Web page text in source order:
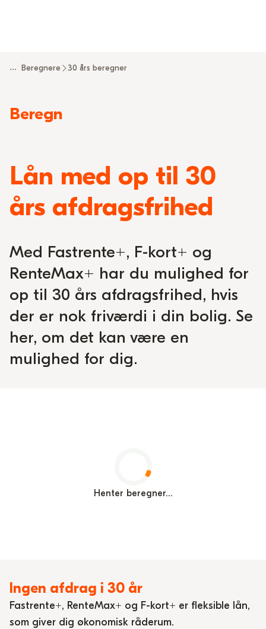
... Beregnere 30 års beregner
Read
Beregn
Lån med op til 30
års afdragsfrihed
Med Fastrente+, F-kort+ og
RenteMax+ har du mulighed for
op til 30 års afdragsfrihed, hvis
der er nok friværdi i din bolig. Se
her, om det kan være en
mulighed for dig.
Henter beregner...
Ingen afdrag i 30 år
Fastrente+, RenteMax+ og F-kort+ er fleksible lån,
som giver dig økonomisk råderum.